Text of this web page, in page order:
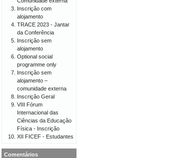
Inscrição com
alojamento
TRACE 2023 - Jantar
da Conferência
Inscrição sem
alojamento
Optional social
programme only
Inscrição sem
alojamento –
comunidade externa
Inscrição Geral
VIII Fórum
Internacional das
Ciências da Educação
Física - Inscrição
XII FICEF - Estudantes
Comentários